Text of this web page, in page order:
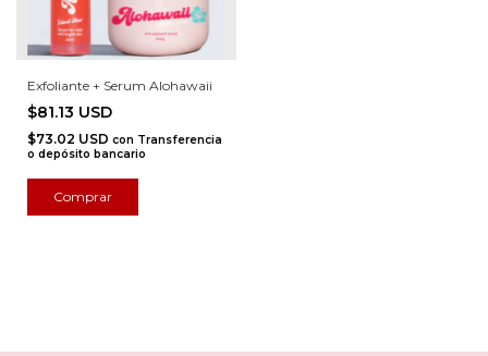
Exfoliante + Serum Alohawaii
$81.13 USD
$73.02 USD con Transferencia
o depósito bancario